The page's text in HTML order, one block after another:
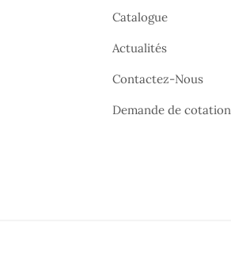
Catalogue
Actualités
Contactez-Nous
Demande de cotation